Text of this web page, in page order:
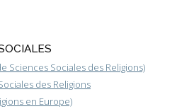
Sciences Sociales des Religions)
des Religions
en Europe)